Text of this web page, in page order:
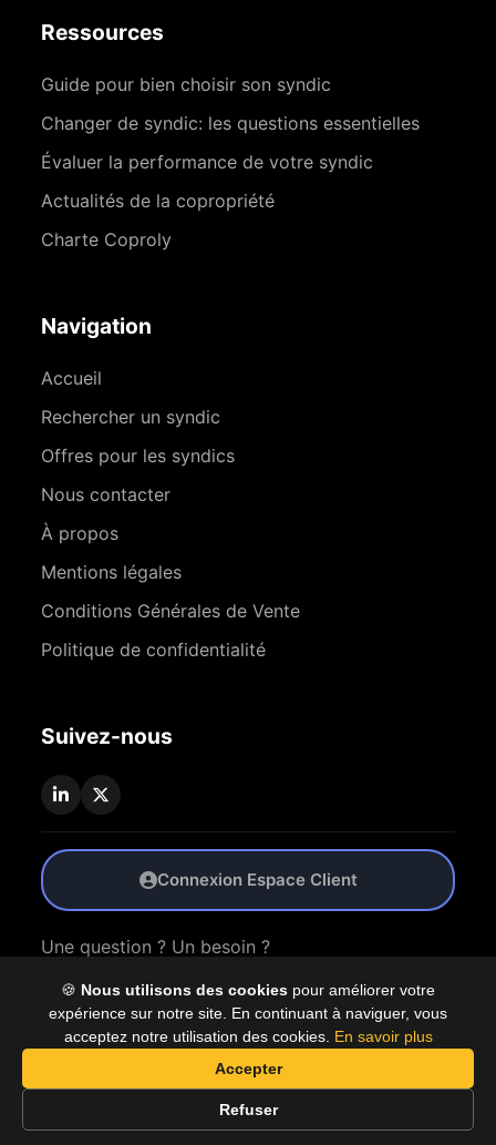
🍪 Nous utilisons des cookies pour améliorer votre
expérience sur notre site. En continuant à naviguer, vous
acceptez notre utilisation des cookies. En savoir plus
Accepter
Refuser
Ressources
Guide pour bien choisir son syndic
Changer de syndic: les questions essentielles
Évaluer la performance de votre syndic
Actualités de la copropriété
Charte Coproly
Navigation
Accueil
Rechercher un syndic
Offres pour les syndics
Nous contacter
À propos
Mentions légales
Conditions Générales de Vente
Politique de confidentialité
Suivez-nous
Connexion Espace Client
Une question ? Un besoin ?
Nous Contacter
© 2026 Coproly. Tous droits réservés.